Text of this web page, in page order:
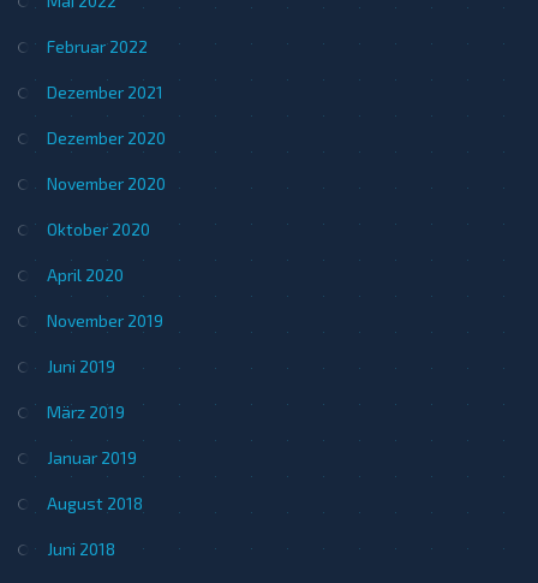
Februar 2022
Dezember 2021
Dezember 2020
November 2020
Oktober 2020
April 2020
November 2019
Juni 2019
März 2019
Januar 2019
August 2018
Juni 2018